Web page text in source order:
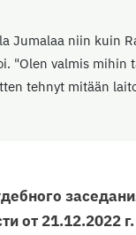
Jumalaa niin kuin
"Olen valmis mihin
tehnyt mitään
от 21.12.2022